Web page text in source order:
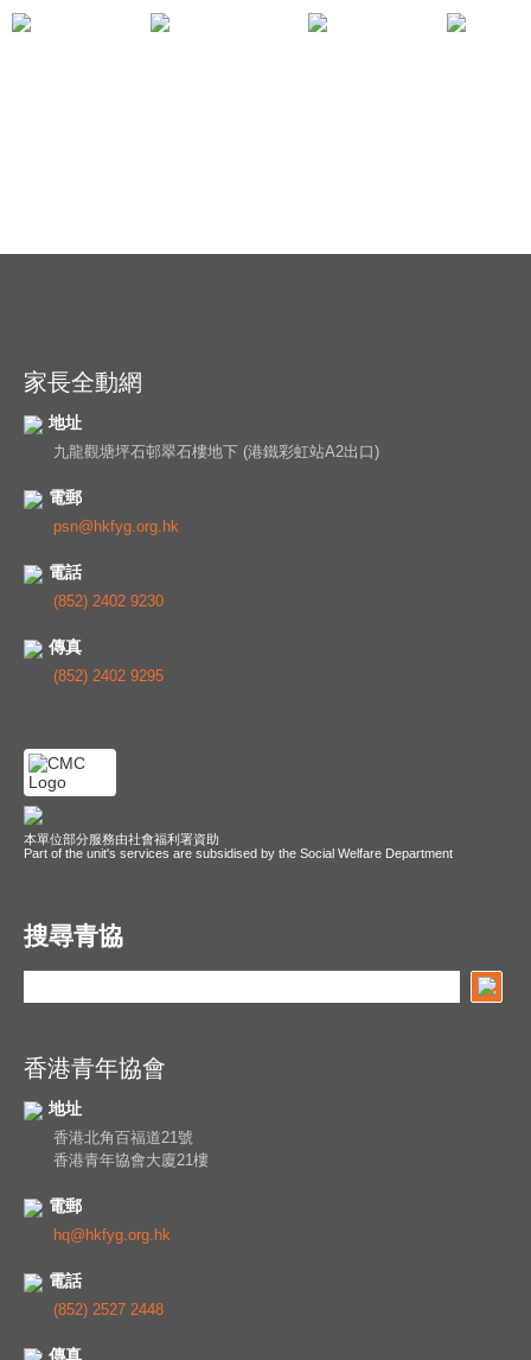
家長全動網
地址
九龍觀塘坪石邨翠石樓地下 (港鐵彩虹站A2出口)
電郵
psn@hkfyg.org.hk
電話
(852) 2402 9230
傳真
(852) 2402 9295
本單位部分服務由社會福利署資助
Part of the unit's services are subsidised by the Social Welfare Department
搜尋青協
香港青年協會
地址
香港北角百福道21號
香港青年協會大廈21樓
電郵
hq@hkfyg.org.hk
電話
(852) 2527 2448
傳真